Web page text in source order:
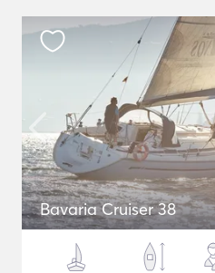
Bavaria Cruiser 38